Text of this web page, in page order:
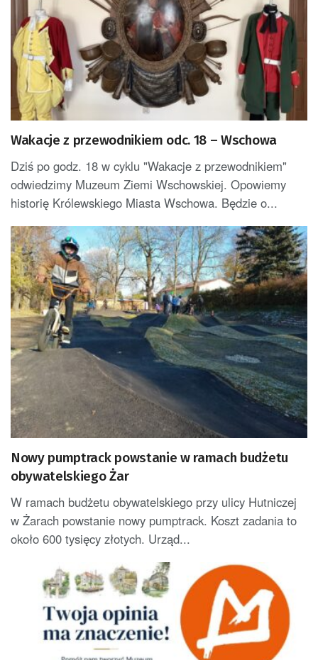
Wakacje z przewodnikiem odc. 18 – Wschowa
Dziś po godz. 18 w cyklu "Wakacje z przewodnikiem"
odwiedzimy Muzeum Ziemi Wschowskiej. Opowiemy
historię Królewskiego Miasta Wschowa. Będzie o...
Nowy pumptrack powstanie w ramach budżetu
obywatelskiego Żar
W ramach budżetu obywatelskiego przy ulicy Hutniczej
w Żarach powstanie nowy pumptrack. Koszt zadania to
około 600 tysięcy złotych. Urząd...